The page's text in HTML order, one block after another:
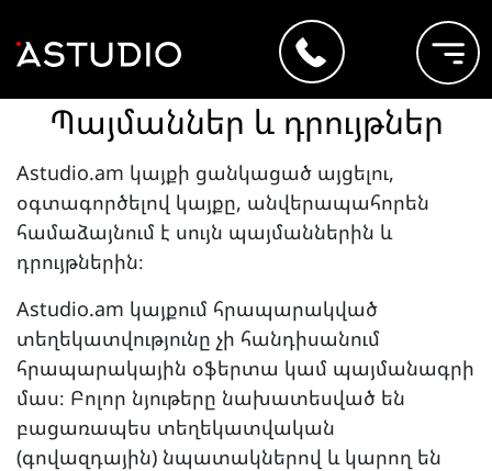
Պայմաններ և դրույթներ
Astudio.am կայքի ցանկացած այցելու,
օգտագործելով կայքը, անվերապահորեն
համաձայնում է սույն պայմաններին և
դրույթներին։
Astudio.am կայքում հրապարակված
տեղեկատվությունը չի հանդիսանում
հրապարակային օֆերտա կամ պայմանագրի
մաս։ Բոլոր նյութերը նախատեսված են
բացառապես տեղեկատվական
(գովազդային) նպատակներով և կարող են